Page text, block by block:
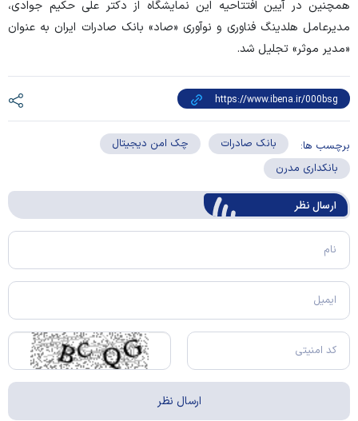
همچنین در آیین افتتاحیه این نمایشگاه از دکتر علی حکیم جوادی،
مدیرعامل هلدینگ فناوری و نوآوری «صاد» بانک صادرات ایران به عنوان
«مدیر موثر» تجلیل شد.
برچسب ها: بانک صادرات
چک امن دیجیتال
بانکداری مدرن
ارسال‌ نظر